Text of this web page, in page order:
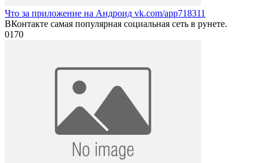
Что за приложение на Андроид vk.com/app718311
ВКонтакте самая популярная социальная сеть в рунете.
0170